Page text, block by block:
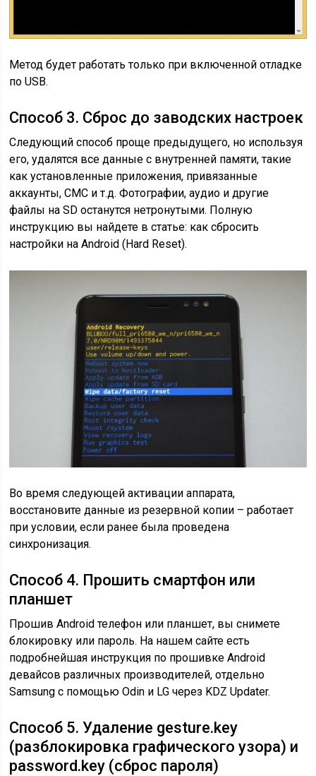
Метод будет работать только при включенной отладке
по USB.
Cпособ 3. Сброс до заводских настроек
Следующий способ проще предыдущего, но используя
его, удалятся все данные с внутренней памяти, такие
как установленные приложения, привязанные
аккаунты, СМС и т.д. Фотографии, аудио и другие
файлы на SD останутся нетронутыми. Полную
инструкцию вы найдете в статье: как сбросить
настройки на Android (Hard Reset).
Во время следующей активации аппарата,
восстановите данные из резервной копии – работает
при условии, если ранее была проведена
синхронизация.
Способ 4. Прошить смартфон или
планшет
Прошив Android телефон или планшет, вы снимете
блокировку или пароль. На нашем сайте есть
подробнейшая инструкция по прошивке Android
девайсов различных производителей, отдельно
Samsung с помощью Odin и LG через KDZ Updater.
Способ 5. Удаление gesture.key
(разблокировка графического узора) и
password.key (сброс пароля)